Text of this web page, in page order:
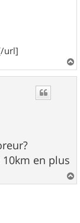
url]
a
en plus
a